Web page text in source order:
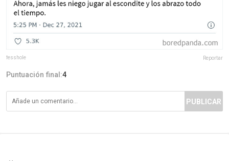
fesshole Reportar
Puntuación final:4
PUBLICAR